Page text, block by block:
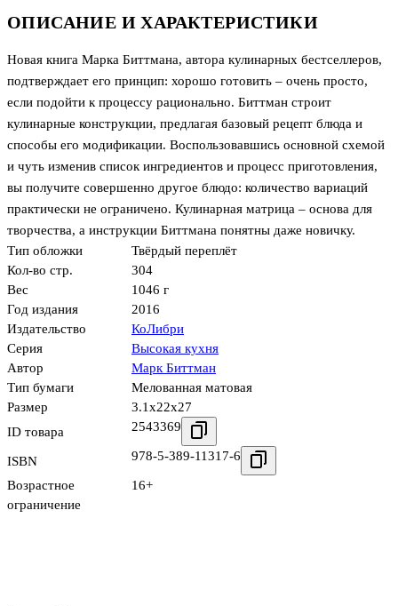
ОПИСАНИЕ И ХАРАКТЕРИСТИКИ
Новая книга Марка Биттмана, автора кулинарных бестселлеров,
подтверждает его принцип: хорошо готовить – очень просто,
если подойти к процессу рационально. Биттман строит
кулинарные конструкции, предлагая базовый рецепт блюда и
способы его модификации. Воспользовавшись основной схемой
и чуть изменив список ингредиентов и процесс приготовления,
вы получите совершенно другое блюдо: количество вариаций
практически не ограничено. Кулинарная матрица – основа для
творчества, а инструкции Биттмана понятны даже новичку.
Тип обложки
Твёрдый переплёт
Кол-во стр.
304
Вес
1046 г
Год издания
2016
Издательство
КоЛибри
Серия
Высокая кухня
Автор
Марк Биттман
Тип бумаги
Мелованная матовая
Размер
3.1x22x27
ID товара
2543369
ISBN 978-5-389-11317-6
Возрастное
ограничение
16+